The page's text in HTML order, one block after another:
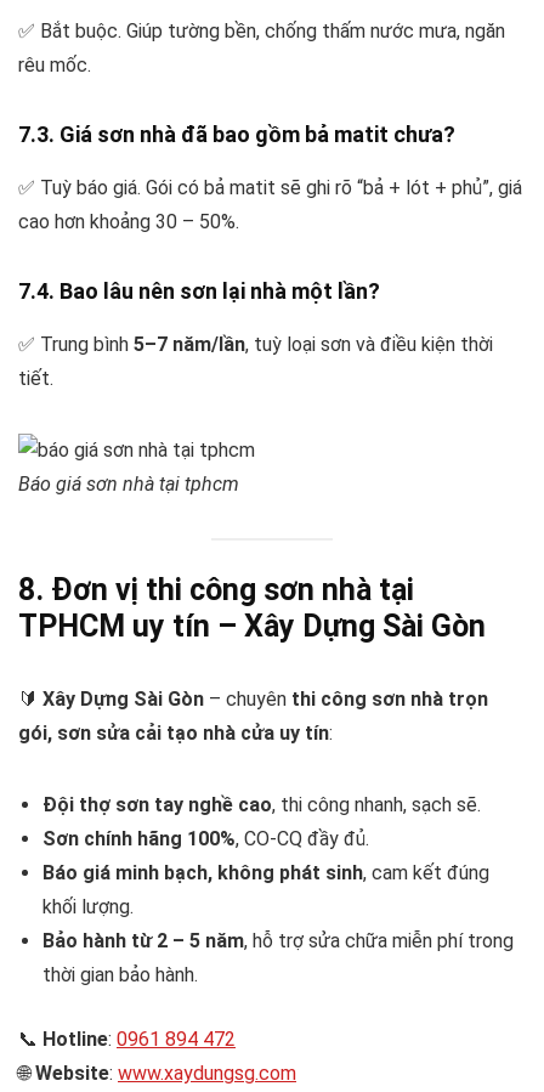
✅ Bắt buộc. Giúp tường bền, chống thấm nước mưa, ngăn
rêu mốc.
7.3. Giá sơn nhà đã bao gồm bả matit chưa?
✅ Tuỳ báo giá. Gói có bả matit sẽ ghi rõ “bả + lót + phủ”, giá
cao hơn khoảng 30 – 50%.
7.4. Bao lâu nên sơn lại nhà một lần?
✅ Trung bình 5–7 năm/lần, tuỳ loại sơn và điều kiện thời
tiết.
Báo giá sơn nhà tại tphcm
8. Đơn vị thi công sơn nhà tại
TPHCM uy tín – Xây Dựng Sài Gòn
🔰 Xây Dựng Sài Gòn – chuyên thi công sơn nhà trọn
gói, sơn sửa cải tạo nhà cửa uy tín:
Đội thợ sơn tay nghề cao, thi công nhanh, sạch sẽ.
Sơn chính hãng 100%, CO-CQ đầy đủ.
Báo giá minh bạch, không phát sinh, cam kết đúng
khối lượng.
Bảo hành từ 2 – 5 năm, hỗ trợ sửa chữa miễn phí trong
thời gian bảo hành.
📞 Hotline: 0961 894 472
🌐Website: www.xaydungsg.com